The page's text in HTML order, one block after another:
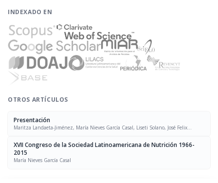
INDEXADO EN
OTROS ARTÍCULOS
Presentación
Maritza Landaeta-Jiménez, María Nieves García Casal, Liseti Solano, José Felix
XVII Congreso de la Sociedad Latinoamericana de Nutrición 1966-
2015
María Nieves García Casal